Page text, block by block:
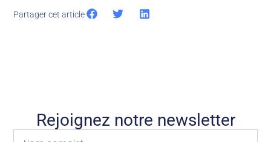
Partager cet article
Rejoignez notre newsletter